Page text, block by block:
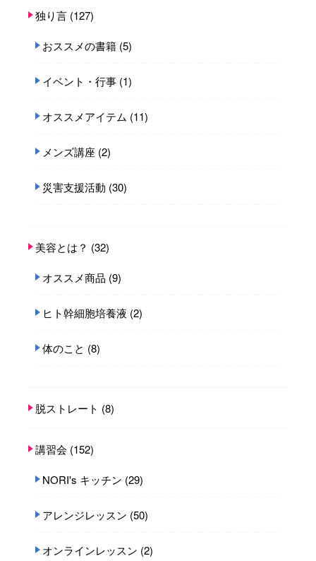
独り言 (127)
おススメの書籍 (5)
イベント・行事 (1)
オススメアイテム (11)
メンズ講座 (2)
災害支援活動 (30)
美容とは？ (32)
オススメ商品 (9)
ヒト幹細胞培養液 (2)
体のこと (8)
脱ストレート (8)
講習会 (152)
NORI's キッチン (29)
アレンジレッスン (50)
オンラインレッスン (2)